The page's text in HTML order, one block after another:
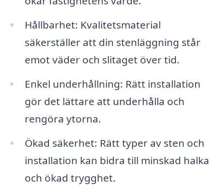
Hållbarhet: Kvalitetsmaterial
säkerställer att din stenläggning står
emot väder och slitaget över tid.
Enkel underhållning: Rätt installation
gör det lättare att underhålla och
rengöra ytorna.
Ökad säkerhet: Rätt typer av sten och
installation kan bidra till minskad halka
och ökad trygghet.